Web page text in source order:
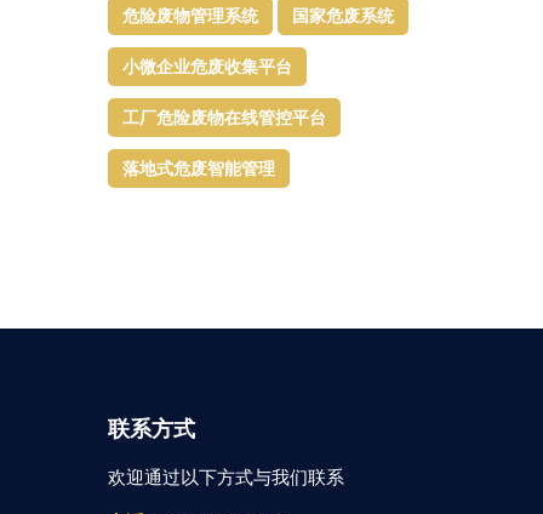
危险废物管理系统 国家危废系统
小微企业危废收集平台
工厂危险废物在线管控平台
落地式危废智能管理
联系方式
欢迎通过以下方式与我们联系